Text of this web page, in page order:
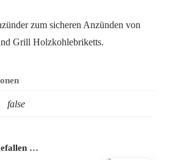
zum sicheren Anzünden von
Grill Holzkohlebriketts.
false
…